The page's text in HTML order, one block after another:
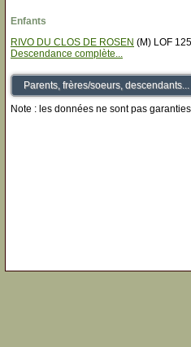
Enfants
RIVO DU CLOS DE ROSEN (M) LOF
Descendance complète...
Parents, frères/soeurs, descendants...
Note : les données ne sont pas